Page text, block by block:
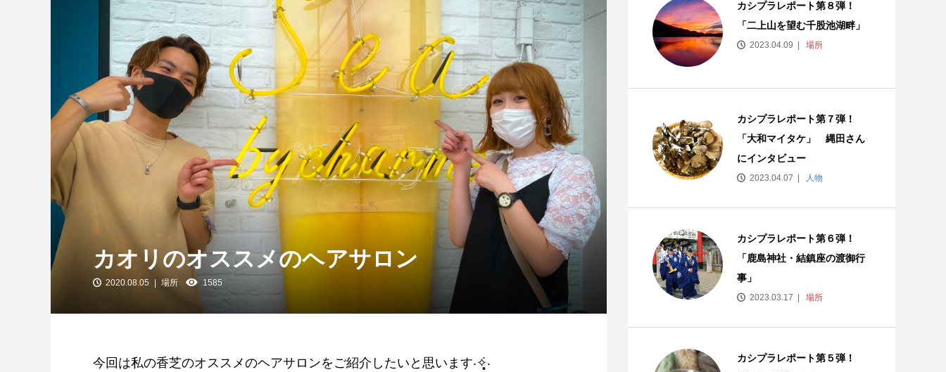
カオリのオススメのヘアサロン
2020.08.05 場所 1585
今回は私の香芝のオススメのヘアサロンをご紹介したいと思います‧✧̣̥̇‧
カシプラレポート第８弾！
「二上山を望む千股池湖畔」
2023.04.09 場所
カシプラレポート第７弾！
「大和マイタケ」 縄田さん
にインタビュー
2023.04.07 人物
カシプラレポート第６弾！
「鹿島神社・結鎮座の渡御行
事」
2023.03.17 場所
カシプラレポート第５弾！